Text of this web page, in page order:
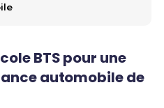
BTSpour une
automobilede